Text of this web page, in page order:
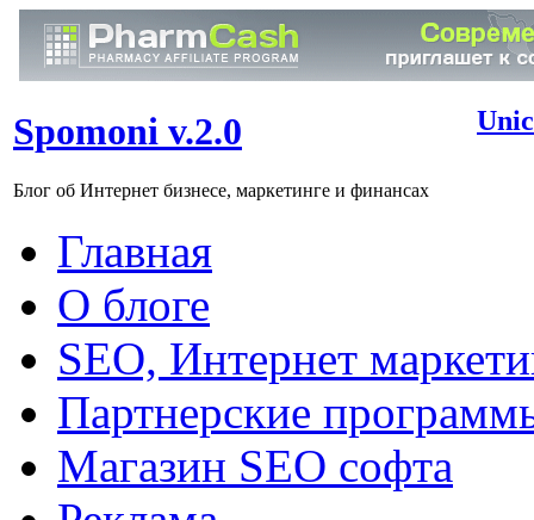
Spomoni v.2.0
Блог об Интернет бизнесе, маркетинге и финансах
Главная
О блоге
SEO, Интернет
Партнерские
Магазин SEO софта